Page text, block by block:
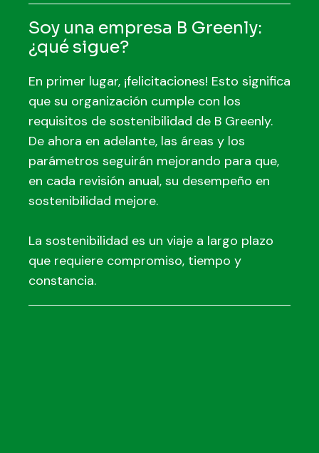
Soy una empresa B Greenly:
¿qué sigue?
En primer lugar, ¡felicitaciones! Esto significa
que su organización cumple con los
requisitos de sostenibilidad de B Greenly.
De ahora en adelante, las áreas y los
parámetros seguirán mejorando para que,
en cada revisión anual, su desempeño en
sostenibilidad mejore.
La sostenibilidad es un viaje a largo plazo
que requiere compromiso, tiempo y
constancia.